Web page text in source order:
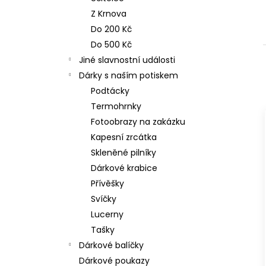
Z Krnova
Do 200 Kč
Do 500 Kč
Jiné slavnostní události
Dárky s naším potiskem
Podtácky
Termohrnky
Fotoobrazy na zakázku
Kapesní zrcátka
Skleněné pilníky
Dárkové krabice
Přívěšky
Svíčky
Lucerny
Tašky
Dárkové balíčky
Dárkové poukazy
NEREZOVÁ LŽIČKA - NA ZAKÁZKU 17